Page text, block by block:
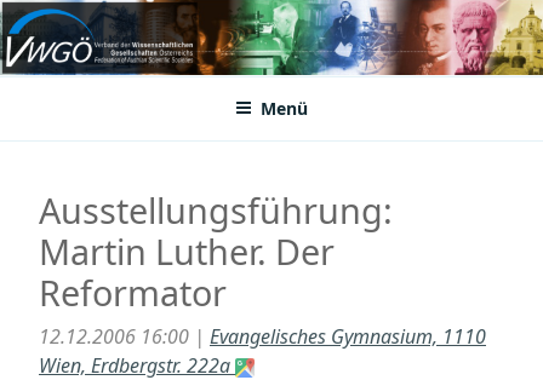
Zum
Inhalt
springenVWGÖ
Federation of Austrian Scientific Societies
Menü
Ausstellungsführung:
Martin Luther. Der
Reformator
12.12.2006 16:00 | Evangelisches Gymnasium, 1110
Wien, Erdbergstr. 222a